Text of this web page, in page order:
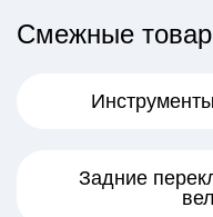
Смежные
Задние